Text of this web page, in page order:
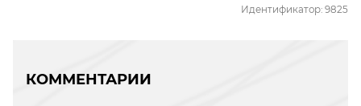
Идентификатор: 9825
КОММЕНТАРИИ